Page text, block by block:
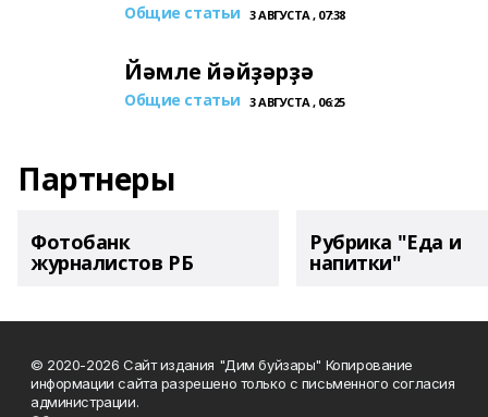
Общие статьи 3 АВГУСТА , 07:38
Йәмле йәйҙәрҙә
Общие статьи 3 АВГУСТА , 06:25
Партнеры
Фотобанк
журналистов РБ
Рубрика "Еда и
напитки"
© 2020-2026 Сайт издания "Дим буйзары" Копирование
информации сайта разрешено только с письменного согласия
администрации.